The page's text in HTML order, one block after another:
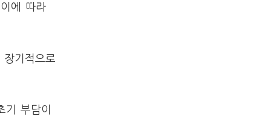
에 따라
기적으로
부담이